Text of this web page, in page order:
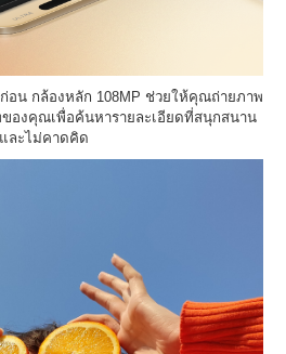
อน กล้องหลัก 108MP ช่วยให้คุณถ่ายภาพ
องคุณเพื่อค้นหารายละเอียดที่สนุกสนาน
และไม่คาดคิด